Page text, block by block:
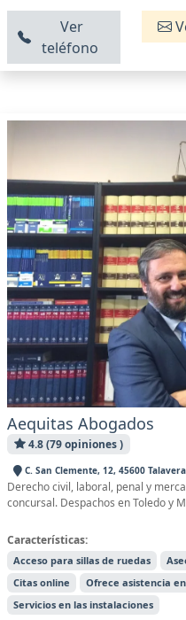
Ver
teléfono
Aequitas Abogados
4.8 (79 opiniones )
C. San Clemente, 12, 45600
Derecho civil, laboral, penal y
concursal. Despachos en Toledo y
Características:
Acceso para sillas de ruedas
Citas online
Ofrece asistencia
Servicios en las instalaciones